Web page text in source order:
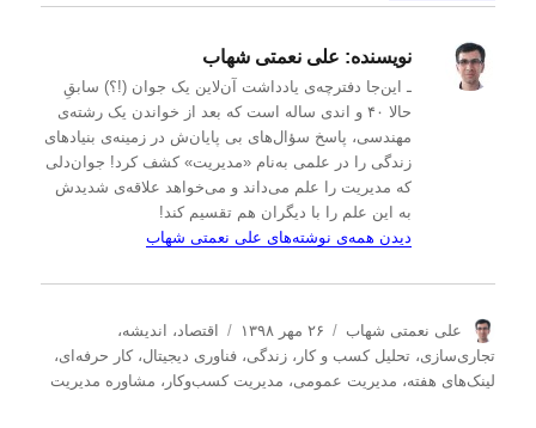
نویسنده: علی نعمتی شهاب
ـ این‌جا دفترچه‌ی یادداشت‌ آن‌لاین یک جوان (!؟) سابقِ
حالا ۴۰ و اندی ساله است که بعد از خواندن یک رشته‌ی
مهندسی، پاسخ سؤال‌های بی پایان‌ش در زمینه‌ی بنیادهای
زندگی را در علمی به‌نام «مدیریت» کشف کرد! جوان‌دلی
که مدیریت را علم می‌داند و می‌خواهد علاقه‌ی شدیدش
به این علم را با دیگران هم تقسیم کند!
دیدن همه‌ی نوشته‌های علی نعمتی شهاب
ن
و
ی
علی نعمتی شهاب
ا
ر
س
۲۶ مهر ۱۳۹۸
د
س
ت
اقتصاد ، اندیشه،
تجاری‌سازی،تحلیل كسب و كار ،زندگی،فناوری دیجیتال،کار حرفه‌ای،
لینک‌های هفته، مدیریت عمومی، مدیریت كسب‌و‌كار ، مشاوره مدیریت